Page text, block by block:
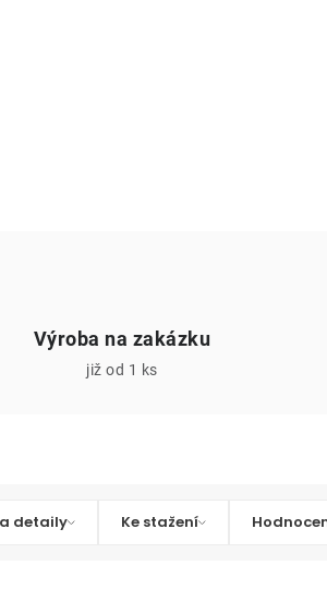
Výroba na zakázku
již od 1 ks
detaily Ke stažení